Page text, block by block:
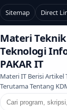
Sitemap Direct
Materi
Teknologi
PAKAR IT
Materi IT Berisi Artikel
Terutama Tentang